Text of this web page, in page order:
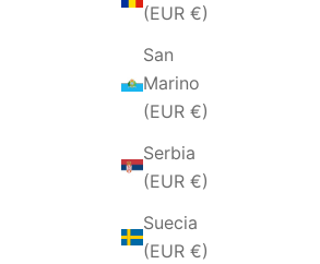
(EUR €)
San
Marino
(EUR €)
Serbia
(EUR €)
Suecia
(EUR €)